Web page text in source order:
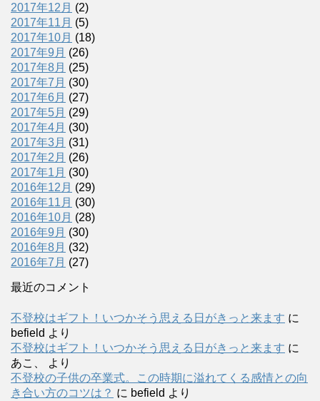
2017年12月 (2)
2017年11月 (5)
2017年10月 (18)
2017年9月 (26)
2017年8月 (25)
2017年7月 (30)
2017年6月 (27)
2017年5月 (29)
2017年4月 (30)
2017年3月 (31)
2017年2月 (26)
2017年1月 (30)
2016年12月 (29)
2016年11月 (30)
2016年10月 (28)
2016年9月 (30)
2016年8月 (32)
2016年7月 (27)
最近のコメント
不登校はギフト！いつかそう思える日がきっと来ます に
befield より
不登校はギフト！いつかそう思える日がきっと来ます に
あこ、
より
不登校の子供の卒業式。この時期に溢れてくる感情との向
き合い方のコツは？ に befield より